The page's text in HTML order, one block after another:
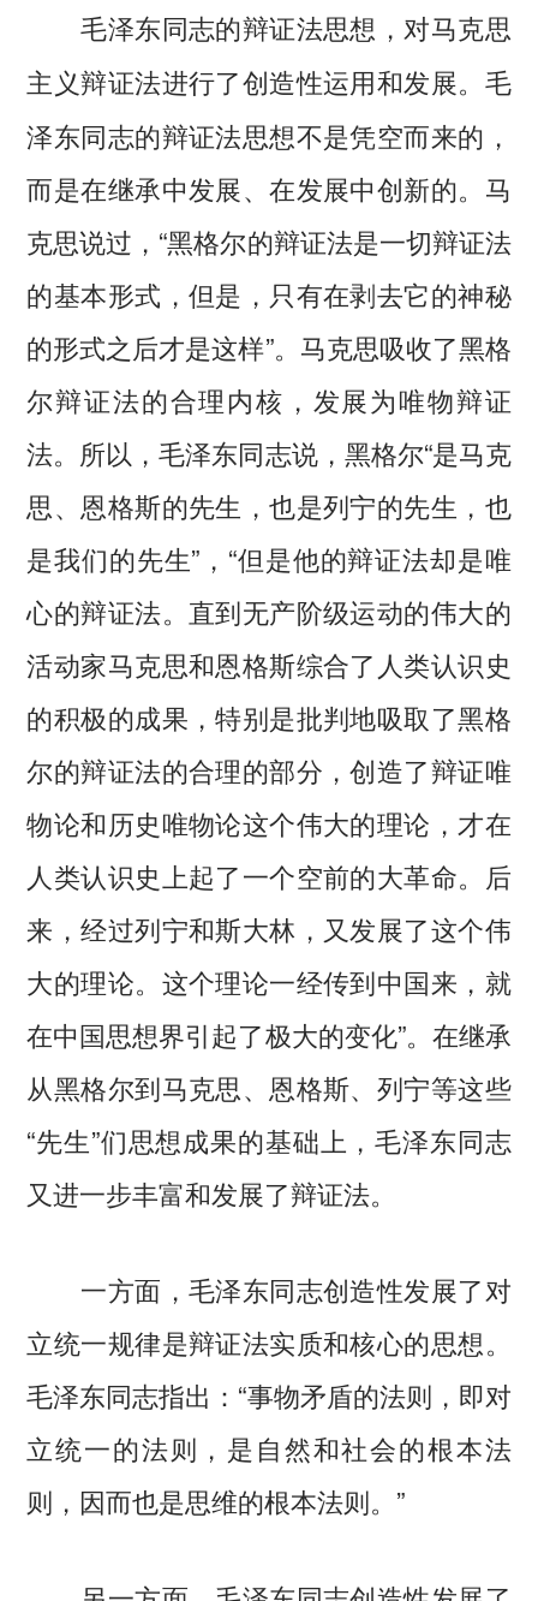
毛泽东同志的辩证法思想，对马克思
主义辩证法进行了创造性运用和发展。 毛
泽东同志的辩证法思想不是凭空而来的，
而是在继承中发展、在发展中创新的。马
克思说过，“黑格尔的辩证法是一切辩证法
的基本形式，但是，只有在剥去它的神秘
的形式之后才是这样”。马克思吸收了黑格
尔辩证法的合理内核，发展为唯物辩证
法。所以，毛泽东同志说，黑格尔“是马克
思、恩格斯的先生，也是列宁的先生，也
是我们的先生”，“但是他的辩证法却是唯
心的辩证法。直到无产阶级运动的伟大的
活动家马克思和恩格斯综合了人类认识史
的积极的成果，特别是批判地吸取了黑格
尔的辩证法的合理的部分，创造了辩证唯
物论和历史唯物论这个伟大的理论，才在
人类认识史上起了一个空前的大革命。后
来，经过列宁和斯大林，又发展了这个伟
大的理论。这个理论一经传到中国来，就
在中国思想界引起了极大的变化”。在继承
从黑格尔到马克思、恩格斯、列宁等这些
“先生”们思想成果的基础上，毛泽东同志
又进一步丰富和发展了辩证法。
一方面，毛泽东同志创造性发展了对
立统一规律是辩证法实质和核心的思想。
毛泽东同志指出：“事物矛盾的法则，即对
立统一的法则，是自然和社会的根本法
则，因而也是思维的根本法则。”